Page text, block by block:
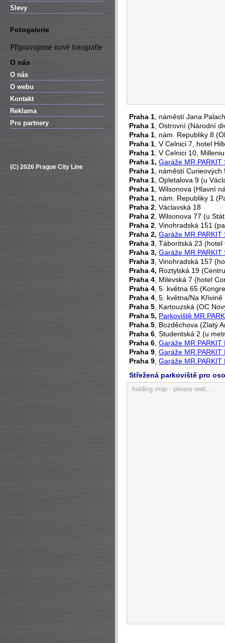
Slevy
Fotogalerie
Připravujeme nové fotografie
O nás
O nás
O webu
Kontakt
Reklama
Pro partnery
(C) 2026 Prague City Line
Praha 1 , náměstí Jana
Praha 1 , Ostrovní (Národní
Praha 1 , nám. Republiky 8
Praha 1 , V Celnici 7, hotel
Praha 1 , V Celnici 10,
Praha 1, Garáže MR.PARKIT
Praha 1 , náměstí
Praha 1 , Opletalova 9 (u
Praha 1 , Wilsonova (Hlavní
Praha 1 , nám. Republiky 1
Praha 2 , Václavská 18
Praha 2 , Wilsonova 77 (u
Praha 2 , Vinohradská 151
Praha 2, Garáže MR.PARKIT
Praha 3 , Táboritská 23
Praha 3, Garáže MR.PARKIT
Praha 3 , Vinohradská 157
Praha 4, Roztylská 19
Praha 4 , Milevská 7 (hotel
Praha 4 , 5. května 65
Praha 4 , 5. května/Na
Praha 5 , Kartouzská (OC
Praha 5, Parkoviště
Praha 5 , Bozděchova (Zlatý
Praha 6 , Studentská 2 (u
Praha 6 Garáže MR.PARKIT
Praha 9 Garáže MR.PARKIT
Praha 9 Garáže MR.PARKIT
Střežená parkoviště pro
loading map - please wait...